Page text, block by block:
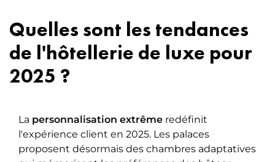
Quelles sont les tendances
de l'hôtellerie de luxe pour
2025 ?
La personnalisation extrême redéfinit
l'expérience client en 2025. Les palaces
proposent désormais des chambres adaptatives